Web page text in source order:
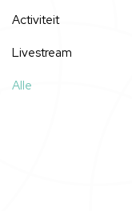
Activiteit
Livestream
Alle